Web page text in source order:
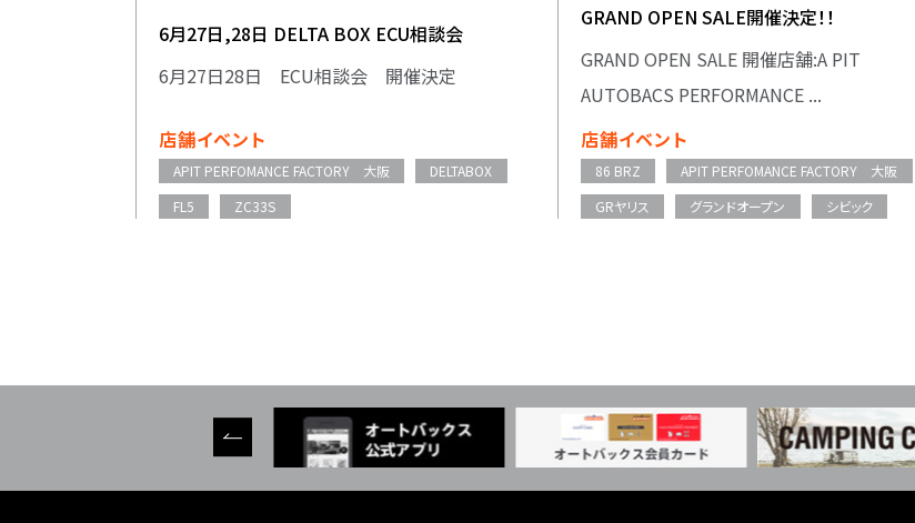
6月27日,28日 DELTA BOX ECU相談会
6月27日28日 ECU相談会 開催決定
店舗イベント
APIT PERFOMANCE FACTORY 大阪
DELTABOX
FL5
ZC33S
GRAND OPEN SALE開催決定！！
GRAND OPEN SALE 開催店舗:A PIT
AUTOBACS PERFORMANCE ...
店舗イベント
86 BRZ
APIT PERFOMANCE FACTORY 大阪
GRヤリス
グランドオープン シビック